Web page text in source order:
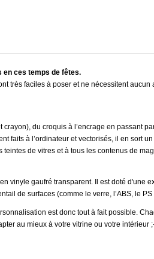
ces temps de fêtes.
très faciles à poser et ne nécessitent
du croquis à l’encrage en passant
faits à l’ordinateur et vectorisés, il en sort
de vitres et à tous les contenus de
vinyle gaufré transparent. Il est doté d'une
de surfaces (comme le verre, l’ABS, le
est donc tout à fait possible.
au mieux à votre vitrine ou votre intérieur